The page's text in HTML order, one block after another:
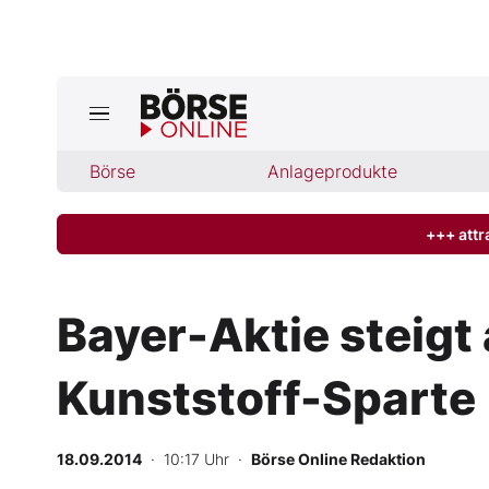
Börse Anlageprodukte
Jetzt aktuelle Ausgabe BÖRSE ONLINE lesen
Finanz-Check
Abo & Shop
BO-Musterdepots
+++
Bayer-Aktie steigt
Kunststoff-Sparte
18.09.2014 · 10:17 Uhr · Börse Online Redaktion